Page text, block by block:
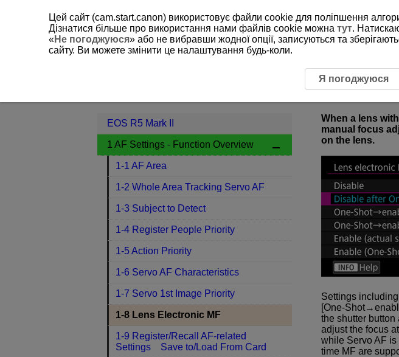
1 AF Settings - Function Overview
1-8 Lens
When a lens
manual focus
on the lens.
Settings
[One-
the shutter
adjust the focus
while Servo AF
time MF are
EOS R5 Mark II
1 AF Settings - Function Overview
1-1 AF Area
1-2 Whole Area Tracking Servo AF
1-3 Subject to Detect
1-4 Register People Priority
1-5 Action Priority
1-6 Servo AF Characteristics
1-7 Servo 1st Image Priority
1-8 Lens Electronic MF
1-9 Register/Recall AF-related
Settings Save to/Load From Card
Цей сайт (cam.start.canon) використовує файли cookie для поліпшення
Дізнатися більше про використання нами файлів cookie можна тут.
«Не погоджуюся» або не вибравши жодної опції, записуються та
сайту. Ви можете змінити це налаштування будь-коли.
Я погоджуюся